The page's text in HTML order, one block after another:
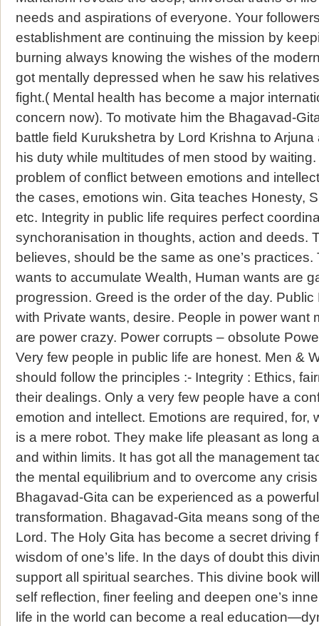
needs and aspirations of everyone. Your
establishment are continuing the mission by
burning always knowing the wishes of the
got mentally depressed when he saw his
fight.( Mental health has become a major
concern now). To motivate him the Bhagavad-
battle field Kurukshetra by Lord Krishna to
his duty while multitudes of men stood by
problem of conflict between emotions and
the cases, emotions win. Gita teaches Honesty,
etc. Integrity in public life requires perfect
synchoranisation in thoughts, action and deeds.
believes, should be the same as one’s
wants to accumulate Wealth, Human wants are
progression. Greed is the order of the day. Public
with Private wants, desire. People in power want
are power crazy. Power corrupts – obsolute
Very few people in public life are honest. Men &
should follow the principles :- Integrity : Ethics,
their dealings. Only a very few people have a
emotion and intellect. Emotions are required, for,
is a mere robot. They make life pleasant as long
and within limits. It has got all the management
the mental equilibrium and to overcome any
Bhagavad-Gita can be experienced as a
transformation. Bhagavad-Gita means song of
Lord. The Holy Gita has become a secret driving
wisdom of one’s life. In the days of doubt this
support all spiritual searches. This divine book
self reflection, finer feeling and deepen one’s
life in the world can become a real